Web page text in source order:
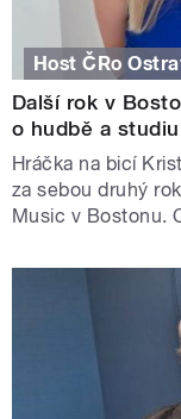
Host ČRo
Další rok v
o hudbě a
Hráčka na bicí
za sebou druhý
Music v Bostonu.